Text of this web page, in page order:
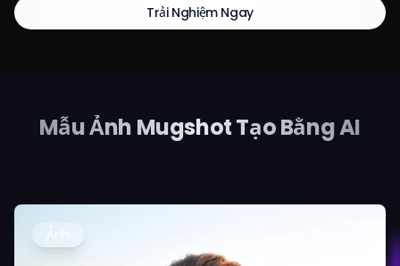
Trải Nghiệm Ngay
Mẫu Ảnh Mugshot Tạo Bằng AI
Ảnh